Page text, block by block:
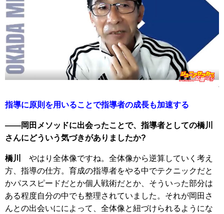
指導に原則を用いることで指導者の成長も加速する
――岡田メソッドに出会ったことで、指導者としての橋川
さんにどういう気づきがありましたか?
橋川
やはり全体像ですね。全体像から逆算していく考え
方、指導の仕方。育成の指導者をやる中でテクニックだと
かパススピードだとか個人戦術だとか、そういった部分は
ある程度自分の中でも整理されていました。それが岡田さ
んとの出会いにによって、全体像と紐づけられるようにな